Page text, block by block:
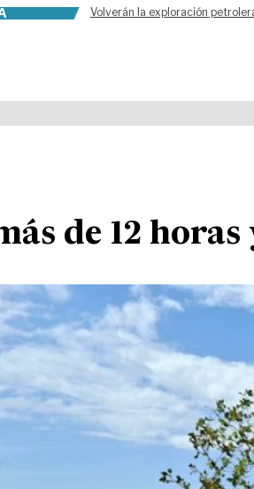
Volverán la exploración
de 12